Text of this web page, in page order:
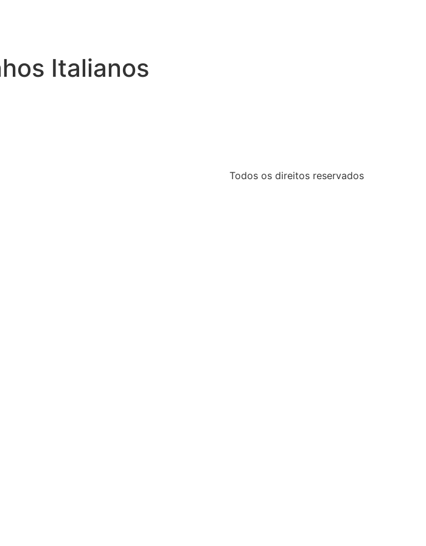
Italianos
Todos os direitos reservados